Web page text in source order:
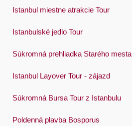
Istanbul miestne atrakcie Tour
Istanbulské jedlo Tour
Súkromná prehliadka Starého mesta
Istanbul Layover Tour - zájazd
Súkromná Bursa Tour z Istanbulu
Poldenná plavba Bosporus